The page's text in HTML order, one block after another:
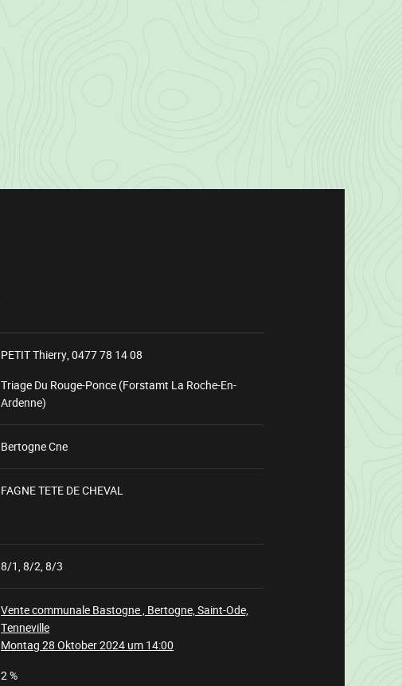
PETIT Thierry,0477 78 14 08
Triage Du Rouge-Ponce (Forstamt La Roche-En-
Ardenne)
Bertogne Cne
FAGNE TETE DE CHEVAL
8/1, 8/2, 8/3
Vente communale Bastogne , Bertogne, Saint-Ode,
Tenneville
Montag 28 Oktober 2024 um 14:00
2 %